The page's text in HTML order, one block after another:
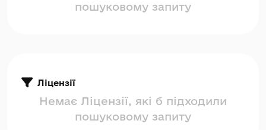
пошуковому запиту
Ліцензії
Немає Ліцензії, які б підходили
пошуковому запиту